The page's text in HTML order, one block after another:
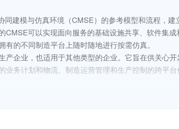
同建模与仿真环境（CMSE）的参考模型和流程，
CMSE可以实现面向服务的基础设施共享、软件集
有的不同制造平台上随时随地进行按需仿真。
产企业，也适用于其他类型的企业。它旨在供关心
业务计划和物流、制造运营管理和生产控制的跨平